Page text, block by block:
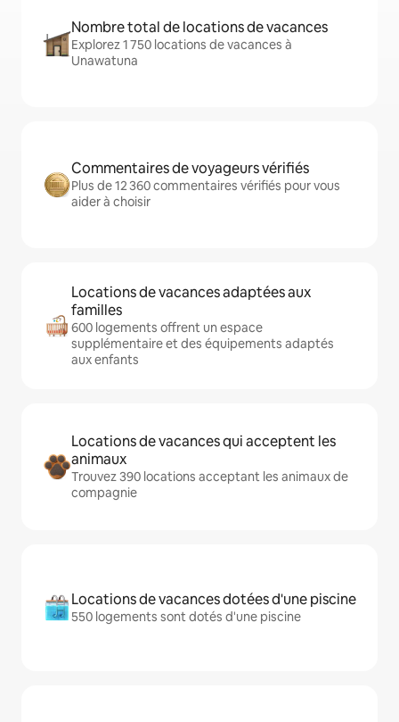
Nombre total de locations de vacances
Explorez 1 750 locations de vacances à
Unawatuna
Commentaires de voyageurs vérifiés
Plus de 12 360 commentaires vérifiés pour vous
aider à choisir
Locations de vacances adaptées aux
familles
600 logements offrent un espace
supplémentaire et des équipements adaptés
aux enfants
Locations de vacances qui acceptent les
animaux
Trouvez 390 locations acceptant les animaux de
compagnie
Locations de vacances dotées d'une piscine
550 logements sont dotés d'une piscine